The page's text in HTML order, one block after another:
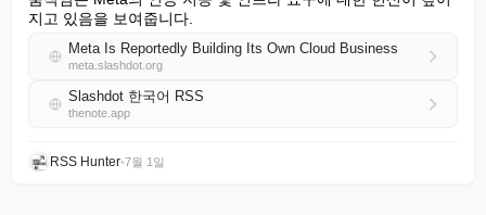
지고 있음을 보여줍니다.
Meta Is Reportedly Building Its Own Cloud Business
meta.slashdot.org
Slashdot 한국어 RSS
thenote.app
RSS Hunter•7월 1일